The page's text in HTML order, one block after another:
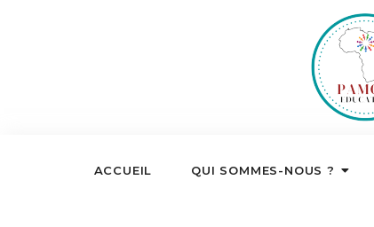
ACCUEIL QUI SOMMES-NOUS ?